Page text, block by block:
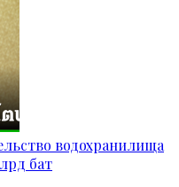
водохранилища
бат